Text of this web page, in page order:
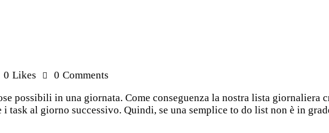
0 Likes 0 Comments
possibili in una giornata. Come conseguenza la nostra lista giornaliera
task al giorno successivo. Quindi, se una semplice to do list non è in